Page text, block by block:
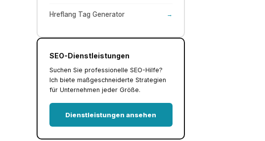
Hreflang Tag Generator →
SEO-Dienstleistungen
Suchen Sie professionelle SEO-Hilfe?
Ich biete maßgeschneiderte Strategien
für Unternehmen jeder Größe.
Dienstleistungen ansehen